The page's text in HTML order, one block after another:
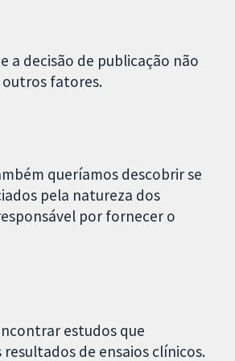
a decisão de publicação não
outros fatores.
queríamos descobrir se
pela natureza dos
por fornecer o
estudos que
de ensaios clínicos.